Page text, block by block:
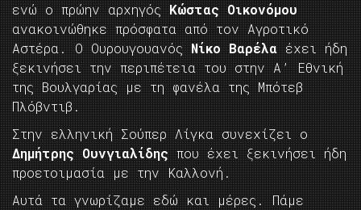
ενώ ο πρώην αρχηγός Κώστας Οικονόμου
ανακοινώθηκε πρόσφατα από τον Αγροτικό
Αστέρα. Ο Ουρουγουανός Νίκο Βαρέλα έχει ήδη
ξεκινήσει την περιπέτεια του στην Α’ Εθνική
της Βουλγαρίας με τη φανέλα της Μπότεβ
Πλόβντιβ.
Στην ελληνική Σούπερ Λίγκα συνεχίζει ο
Δημήτρης Ουνγιαλίδης που έχει ξεκινήσει ήδη
προετοιμασία με την Καλλονή.
Αυτά τα γνωρίζαμε εδώ και μέρες. Πάμε